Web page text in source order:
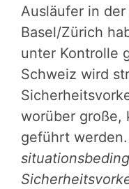
Ausläufer in
Basel/Zürich
unter Kontrolle
Schweiz wird
worüber große,
geführt werden.